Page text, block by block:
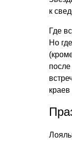
к
Где
Но
после